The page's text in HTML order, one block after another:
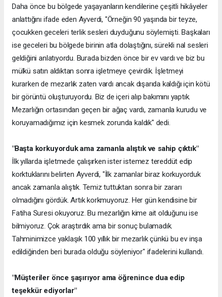
Daha önce bu bölgede yaşayanların kendilerine çeşitli hikâyeler
anlattığını ifade eden Ayverdi, "Örneğin 90 yaşında bir teyze,
çocukken geceleri terlik sesleri duyduğunu söylemişti. Başkaları
ise geceleri bu bölgede birinin atla dolaştığını, sürekli nal sesleri
geldiğini anlatıyordu. Burada bizden önce bir ev vardı ve biz bu
mülkü satın aldıktan sonra işletmeye çevirdik. İşletmeyi
kurarken de mezarlık zaten vardı ancak dışarıda kaldığı için kötü
bir görüntü oluşturuyordu. Biz de içeri alıp bakımını yaptık.
Mezarlığın ortasından geçen bir ağaç vardı, zamanla kurudu ve
koruyamadığımız için kesmek zorunda kaldık" dedi.
"Başta korkuyorduk ama zamanla alıştık ve sahip çıktık"
İlk yıllarda işletmede çalışırken ister istemez tereddüt edip
korktuklarını belirten Ayverdi, "İlk zamanlar biraz korkuyorduk
ancak zamanla alıştık. Temiz tuttuktan sonra bir zararı
olmadığını gördük. Artık korkmuyoruz. Her gün kendisine bir
Fatiha Suresi okuyoruz. Bu mezarlığın kime ait olduğunu ise
bilmiyoruz. Çok araştırdık ama bir sonuç bulamadık.
Tahminimizce yaklaşık 100 yıllık bir mezarlık çünkü bu ev inşa
edildiğinden beri burada olduğu söyleniyor" ifadelerini kullandı.
"Müşteriler önce şaşırıyor ama öğrenince dua edip
teşekkür ediyorlar"